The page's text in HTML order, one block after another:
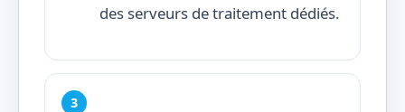
des serveurs de traitement dédiés.